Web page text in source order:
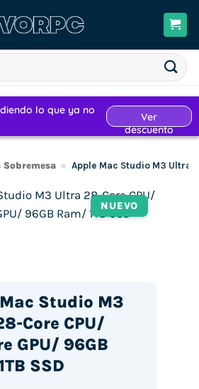
Sobremesa » Apple Mac Studio M3 Ultra
NUEVO
Studio M3
Core CPU/
GPU/ 96GB
SSD